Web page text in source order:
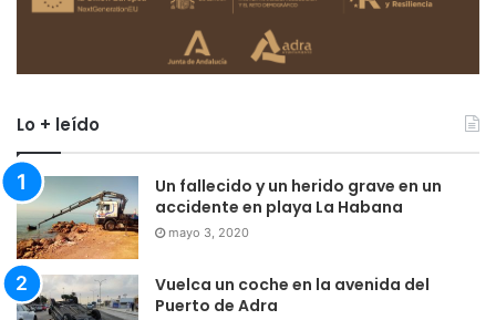
Lo + leído
Un fallecido y un herido grave en un
accidente en playa La Habana
mayo 3, 2020
Vuelca un coche en la avenida del
Puerto de Adra